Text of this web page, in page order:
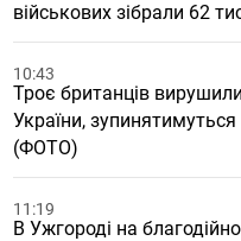
військових зібрали 62
10:43
Троє британців
України,
(ФОТО)
11:19
В Ужгороді на